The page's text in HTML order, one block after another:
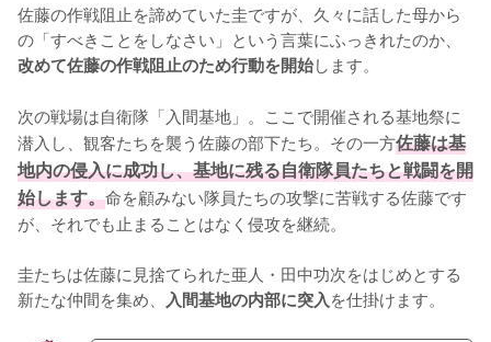
佐藤の作戦阻止を諦めていた圭ですが、久々に話した母から
の「すべきことをしなさい」という言葉にふっきれたのか、
改めて佐藤の作戦阻止のため行動を開始します。
次の戦場は自衛隊「入間基地」。ここで開催される基地祭に
潜入し、観客たちを襲う佐藤の部下たち。その一方佐藤は基
地内の侵入に成功し、基地に残る自衛隊員たちと戦闘を開
始します。命を顧みない隊員たちの攻撃に苦戦する佐藤です
が、それでも止まることはなく侵攻を継続。
圭たちは佐藤に見捨てられた亜人・田中功次をはじめとする
新たな仲間を集め、 入間基地の内部に突入を仕掛けます。